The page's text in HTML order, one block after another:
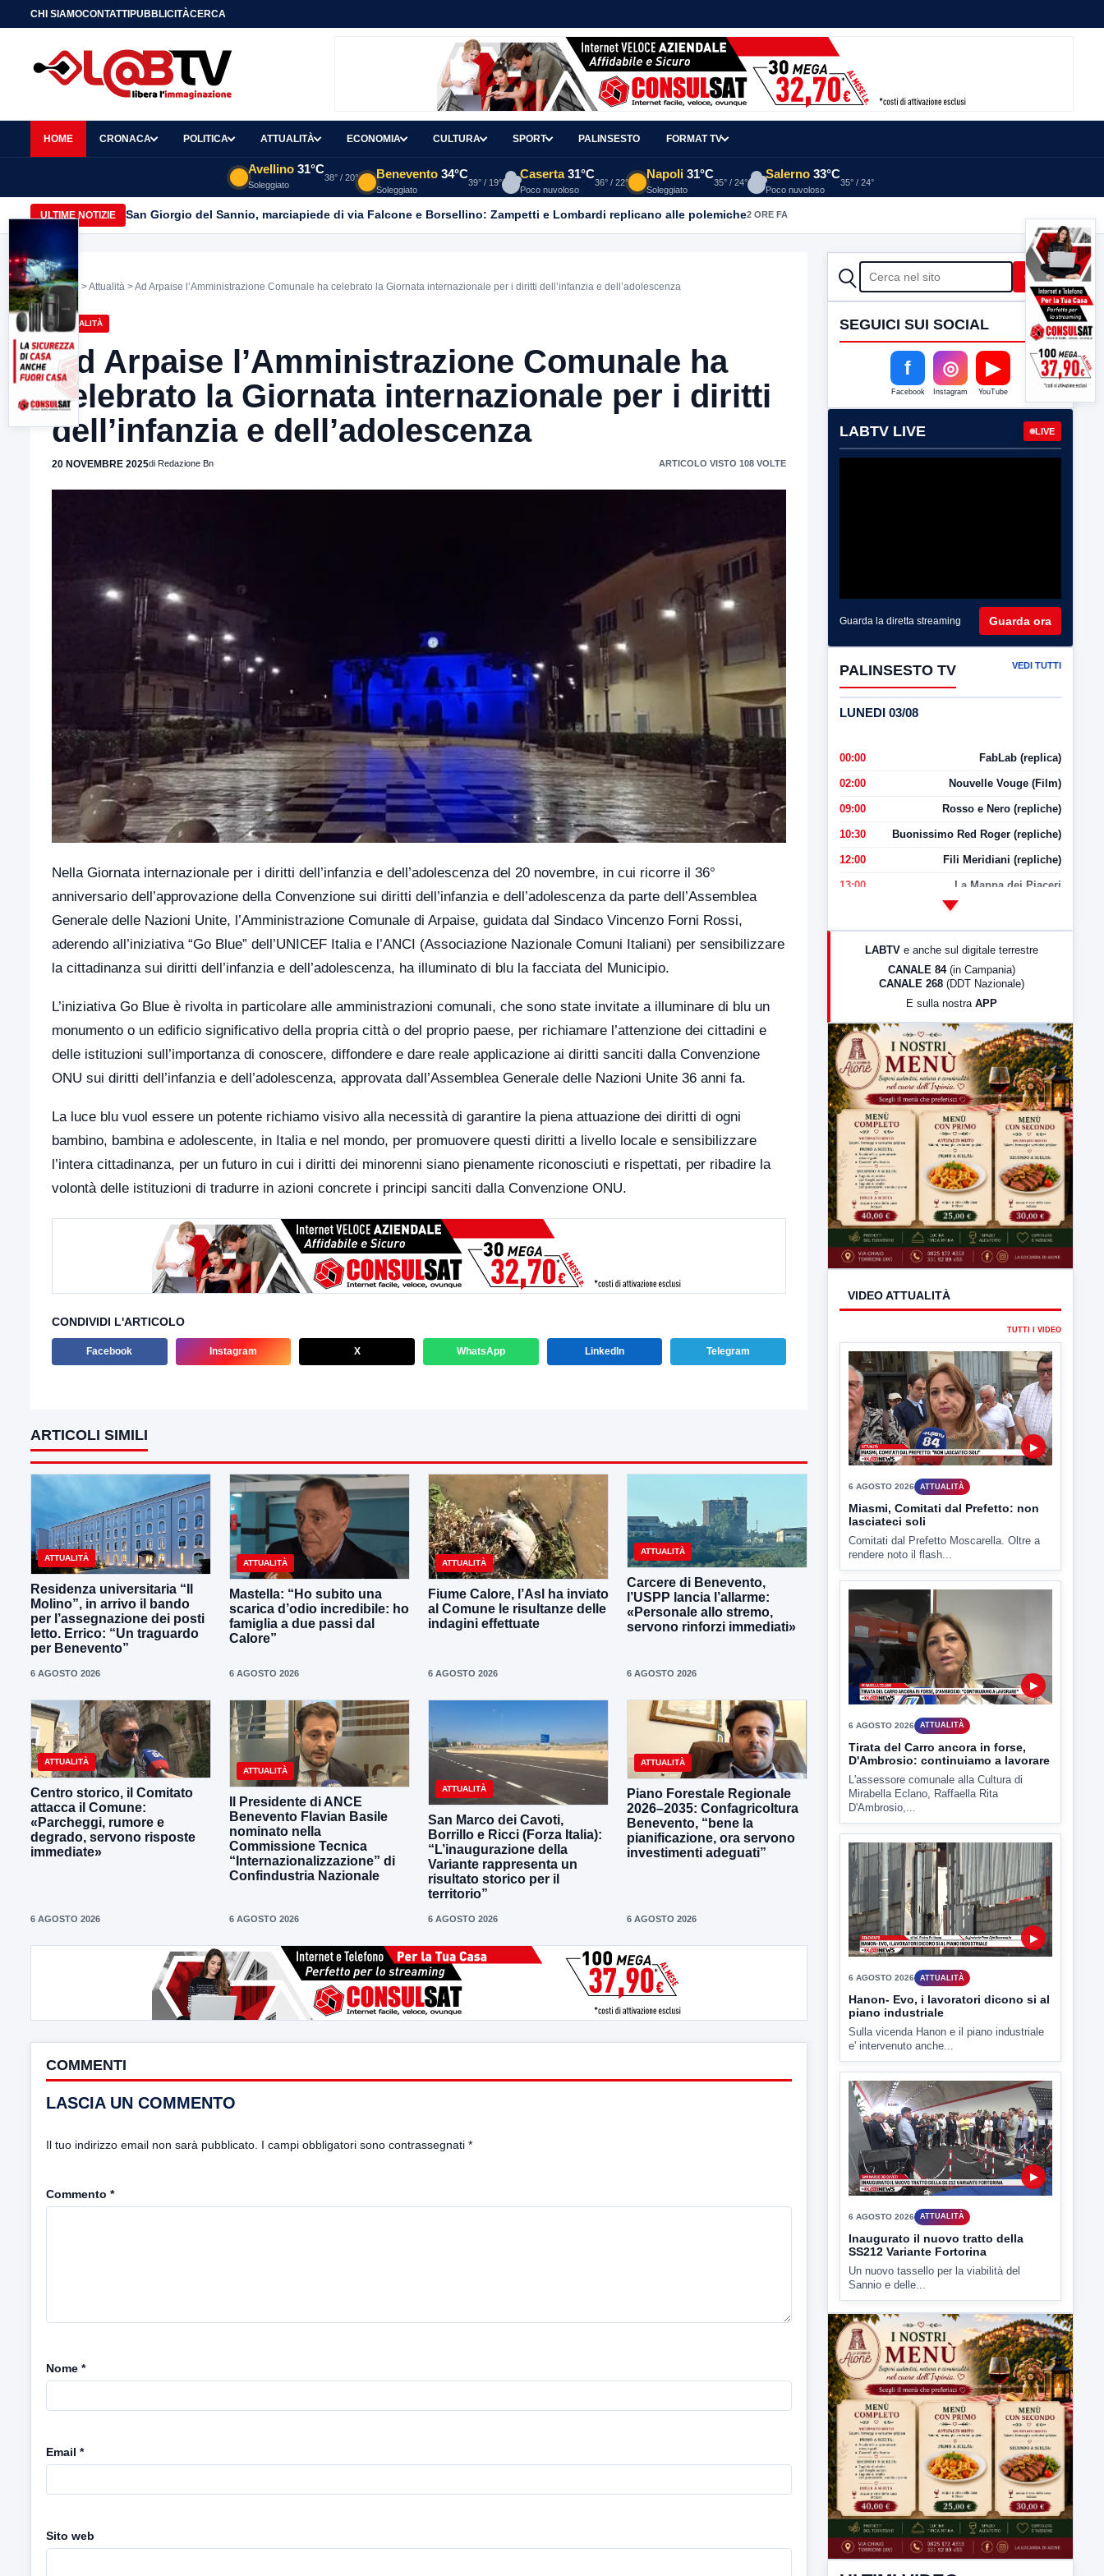
CHI SIAMOCONTATTIPUBBLICITÀCERCA
HOME CRONACA POLITICA ATTUALITÀ ECONOMIA CULTURA SPORT PALINSESTO FORMAT TV
Avellino 31°C
Soleggiato
38° / 20° Benevento 34°C
Soleggiato
39° / 19°
Caserta 31°C
Poco nuvoloso
36° / 22°
Napoli 31°C
Soleggiato
35° / 24°
Salerno 33°C
Poco nuvoloso
35° / 24°
ULTIME NOTIZIE San Giorgio del Sannio, marciapiede di via Falcone e Borsellino: Zampetti e Lombardi replicano alle polemiche2 ORE FA
Home >Attualità > Ad Arpaise l’Amministrazione Comunale ha celebrato la Giornata internazionale per i diritti dell’infanzia e dell’adolescenza
ATTUALITÀ
Ad Arpaise l’Amministrazione Comunale ha
celebrato la Giornata internazionale per i diritti
dell’infanzia e dell’adolescenza
20 NOVEMBRE 2025di Redazione Bn ARTICOLO VISTO 108 VOLTE
Nella Giornata internazionale per i diritti dell’infanzia e dell’adolescenza del 20 novembre, in cui ricorre il 36°
anniversario dell’approvazione della Convenzione sui diritti dell’infanzia e dell’adolescenza da parte dell’Assemblea
Generale delle Nazioni Unite, l’Amministrazione Comunale di Arpaise, guidata dal Sindaco Vincenzo Forni Rossi,
aderendo all’iniziativa “Go Blue” dell’UNICEF Italia e l’ANCI (Associazione Nazionale Comuni Italiani) per sensibilizzare
la cittadinanza sui diritti dell’infanzia e dell’adolescenza, ha illuminato di blu la facciata del Municipio.
L’iniziativa Go Blue è rivolta in particolare alle amministrazioni comunali, che sono state invitate a illuminare di blu un
monumento o un edificio significativo della propria città o del proprio paese, per richiamare l’attenzione dei cittadini e
delle istituzioni sull’importanza di conoscere, diffondere e dare reale applicazione ai diritti sanciti dalla Convenzione
ONU sui diritti dell’infanzia e dell’adolescenza, approvata dall’Assemblea Generale delle Nazioni Unite 36 anni fa.
La luce blu vuol essere un potente richiamo visivo alla necessità di garantire la piena attuazione dei diritti di ogni
bambino, bambina e adolescente, in Italia e nel mondo, per promuovere questi diritti a livello locale e sensibilizzare
l’intera cittadinanza, per un futuro in cui i diritti dei minorenni siano pienamente riconosciuti e rispettati, per ribadire la
volontà delle istituzioni di tradurre in azioni concrete i principi sanciti dalla Convenzione ONU.
CONDIVIDI L'ARTICOLO
Facebook Instagram X WhatsApp LinkedIn Telegram
ARTICOLI SIMILI
ATTUALITÀ
Residenza universitaria “Il
Molino”, in arrivo il bando
per l’assegnazione dei posti
letto. Errico: “Un traguardo
per Benevento”
6 AGOSTO 2026
ATTUALITÀ
Mastella: “Ho subito una
scarica d’odio incredibile: ho
famiglia a due passi dal
Calore”
6 AGOSTO 2026
ATTUALITÀ
Fiume Calore, l’Asl ha inviato
al Comune le risultanze delle
indagini effettuate
6 AGOSTO 2026
ATTUALITÀ
Carcere di Benevento,
l’USPP lancia l’allarme:
«Personale allo stremo,
servono rinforzi immediati»
6 AGOSTO 2026
ATTUALITÀ
Centro storico, il Comitato
attacca il Comune:
«Parcheggi, rumore e
degrado, servono risposte
immediate»
6 AGOSTO 2026
ATTUALITÀ
Il Presidente di ANCE
Benevento Flavian Basile
nominato nella
Commissione Tecnica
“Internazionalizzazione” di
Confindustria Nazionale
6 AGOSTO 2026
ATTUALITÀ
San Marco dei Cavoti,
Borrillo e Ricci (Forza Italia):
“L’inaugurazione della
Variante rappresenta un
risultato storico per il
territorio”
6 AGOSTO 2026
ATTUALITÀ
Piano Forestale Regionale
2026–2035: Confagricoltura
Benevento, “bene la
pianificazione, ora servono
investimenti adeguati”
6 AGOSTO 2026
COMMENTI
LASCIA UN COMMENTO
Il tuo indirizzo email non sarà pubblicato. I campi obbligatori sono contrassegnati *
Commento *
Nome *
Email *
Sito web
CERCA Cerca
SEGUICI SUI SOCIAL
f
Facebook
◎
Instagram
▶
YouTube
LABTV LIVE LIVE
Guarda la diretta streaming Guarda ora
PALINSESTO TV VEDI TUTTI
LUNEDI 03/08
00:00 FabLab (replica)
02:00 Nouvelle Vouge (Film)
09:00 Rosso e Nero (repliche)
10:30 Buonissimo Red Roger (repliche)
12:00 Fili Meridiani (repliche)
13:00 La Mappa dei Piaceri
LabNews (Diretta)
23:00 LabNews (replica)
LABTV e anche sul digitale terrestre
CANALE 84 (in Campania)
CANALE 268 (DDT Nazionale)
E sulla nostra APP
VIDEO ATTUALITÀ
TUTTI I VIDEO
▶
6 AGOSTO 2026
Miasmi, Comitati dal Prefetto: non
lasciateci soli
Comitati dal Prefetto Moscarella. Oltre a
rendere noto il flash...
6 AGOSTO 2026 ATTUALITÀ
Tirata del Carro ancora in forse,
D'Ambrosio: continuiamo a lavorare
L'assessore comunale alla Cultura di
Mirabella Eclano, Raffaella Rita
D'Ambrosio,...
▶
6 AGOSTO 2026 ATTUALITÀ
Hanon- Evo, i lavoratori dicono si al
piano industriale
Sulla vicenda Hanon e il piano industriale
e' intervenuto anche...
▶
6 AGOSTO 2026 ATTUALITÀ
Inaugurato il nuovo tratto della
SS212 Variante Fortorina
Un nuovo tassello per la viabilità del
Sannio e delle...